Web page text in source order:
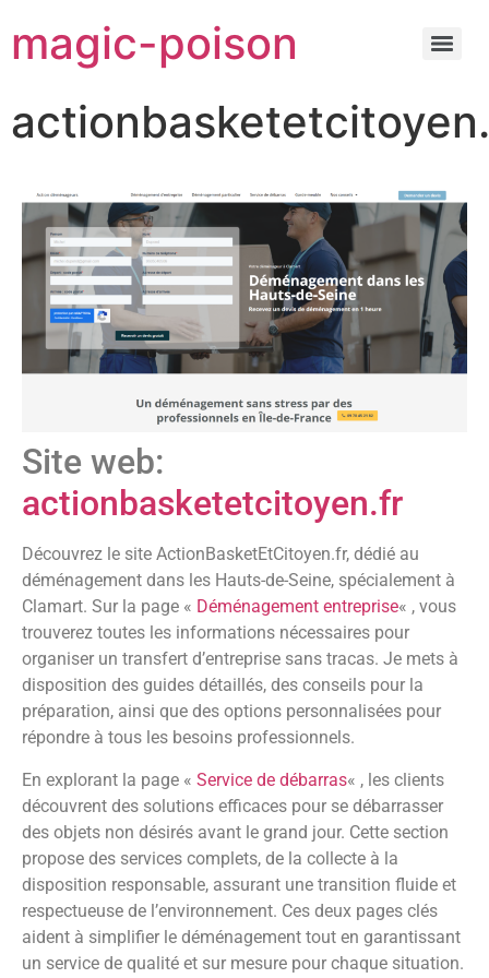
magic-poison
Site web:
actionbasketetcitoyen.fr
Découvrez le site ActionBasketEtCitoyen.fr, dédié au
déménagement dans les Hauts-de-Seine, spécialement à
Clamart. Sur la page « Déménagement entreprise« , vous
trouverez toutes les informations nécessaires pour
organiser un transfert d’entreprise sans tracas. Je mets à
disposition des guides détaillés, des conseils pour la
préparation, ainsi que des options personnalisées pour
répondre à tous les besoins professionnels.
En explorant la page « Service de débarras« , les clients
découvrent des solutions efficaces pour se débarrasser
des objets non désirés avant le grand jour. Cette section
propose des services complets, de la collecte à la
disposition responsable, assurant une transition fluide et
respectueuse de l’environnement. Ces deux pages clés
aident à simplifier le déménagement tout en garantissant
un service de qualité et sur mesure pour chaque situation.